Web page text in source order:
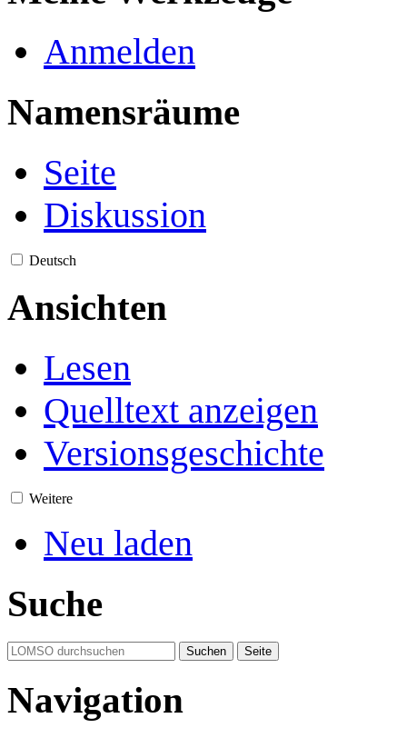
Anmelden
Namensräume
Seite
Diskussion
Deutsch
Ansichten
Lesen
Quelltext anzeigen
Versionsgeschichte
Weitere
Neu laden
Suche
Navigation